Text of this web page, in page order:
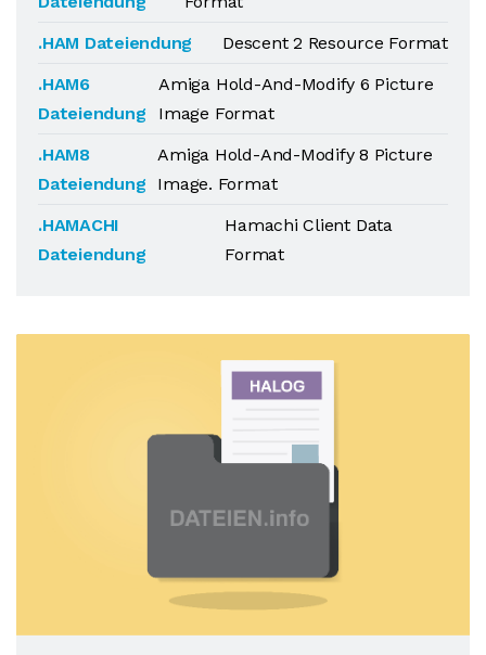
.HAM Dateiendung
Descent 2 Resource Format
.HAM6
Dateiendung
Amiga Hold-And-Modify 6 Picture
Image Format
.HAM8
Dateiendung
Amiga Hold-And-Modify 8 Picture
Image. Format
.HAMACHI
Dateiendung
Hamachi Client Data
Format